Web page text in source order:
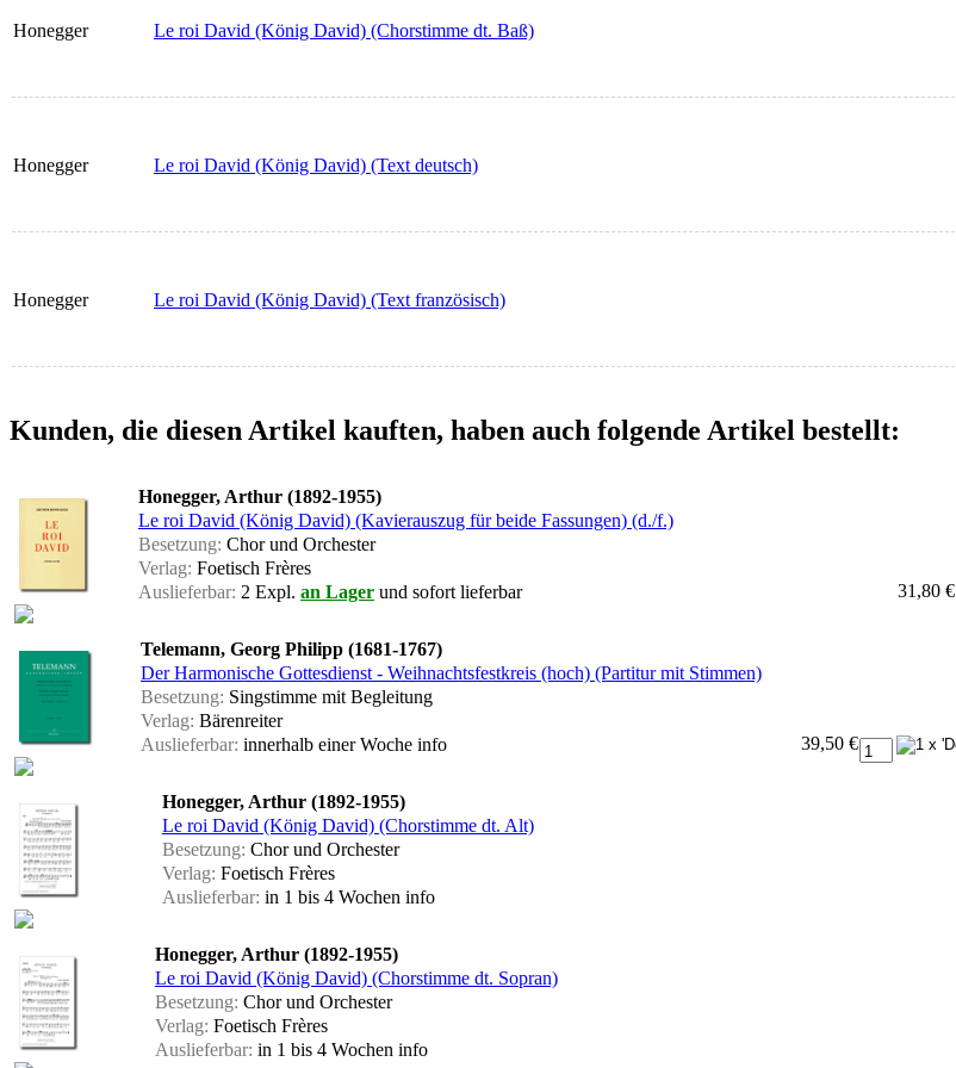
Honegger Le roi David (König David) (Chorstimme dt. Baß)
Honegger Le roi David (König David) (Text deutsch)
Honegger Le roi David (König David) (Text französisch)
Kunden, die diesen Artikel kauften, haben auch folgende Artikel bestellt:
Honegger, Arthur (1892-1955)
Le roi David (König David) (Kavierauszug für beide Fassungen) (d./f.)
Besetzung: Chor und Orchester
Verlag: Foetisch Frères
Auslieferbar: 2 Expl. an Lager und sofort lieferbar
31,80 €
Telemann, Georg Philipp (1681-1767)
Der Harmonische Gottesdienst - Weihnachtsfestkreis (hoch) (Partitur mit Stimmen)
Besetzung: Singstimme mit Begleitung
Verlag: Bärenreiter
Auslieferbar: innerhalb einer Woche info
39,50 €
Honegger, Arthur (1892-1955)
Le roi David (König David) (Chorstimme dt. Alt)
Besetzung: Chor und Orchester
Verlag: Foetisch Frères
Auslieferbar: in 1 bis 4 Wochen info
Honegger, Arthur (1892-1955)
Le roi David (König David) (Chorstimme dt. Sopran)
Besetzung: Chor und Orchester
Verlag: Foetisch Frères
Auslieferbar: in 1 bis 4 Wochen info